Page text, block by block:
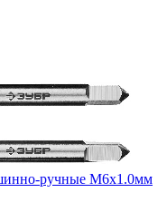
ручные М6x1.0мм